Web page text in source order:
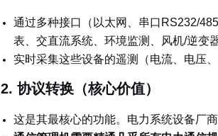
通过多种接口（以太网、串口RS232/
表、交直流系统、环境监测、风机/逆变器
实时采集这些设备的遥测（电流、电压
2. 协议转换（核心价值）
这是其最核心的功能。电力系统设备厂